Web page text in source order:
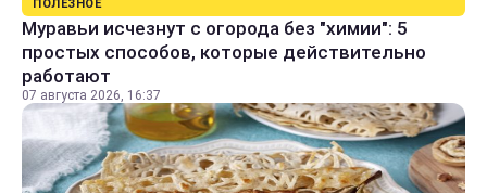
ПОЛЕЗНОЕ
Муравьи исчезнут с огорода без "химии": 5
простых способов, которые действительно
работают
07 августа 2026, 16:37